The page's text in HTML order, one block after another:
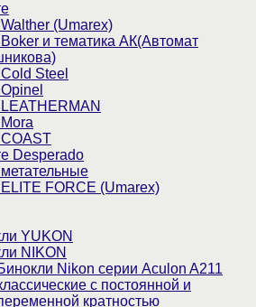
(Umarex)
и тематика АК(Автомат
Steel
Desperado
FORCE (Umarex)
YUKON
NIKON
Nikon серии Aculon A211
с постоянной и
кратностью